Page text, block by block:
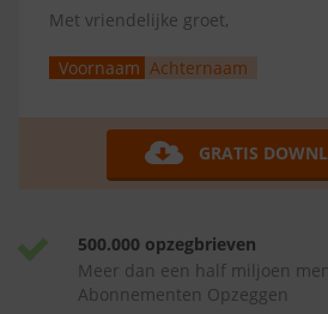
Met vriendelijke groet,
Voornaam Achternaam
GRATIS
500.000 opzegbrieven
Meer dan een half miljoen
Abonnementen Opzeggen